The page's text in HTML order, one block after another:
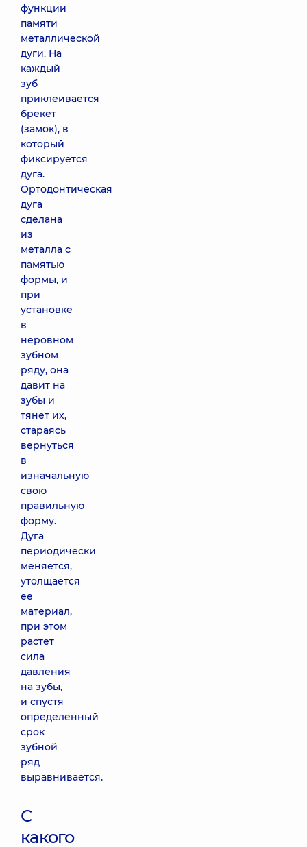
функции
памяти
металлической
дуги. На
каждый
зуб
приклеивается
брекет
(замок), в
который
фиксируется
дуга.
Ортодонтическая
дуга
сделана
из
металла с
памятью
формы, и
при
установке
в
неровном
зубном
ряду, она
давит на
зубы и
тянет их,
стараясь
вернуться
в
изначальную
свою
правильную
форму.
Дуга
периодически
меняется,
утолщается
ее
материал,
при этом
растет
сила
давления
на зубы,
и спустя
определенный
срок
зубной
ряд
выравнивается.
С
какого